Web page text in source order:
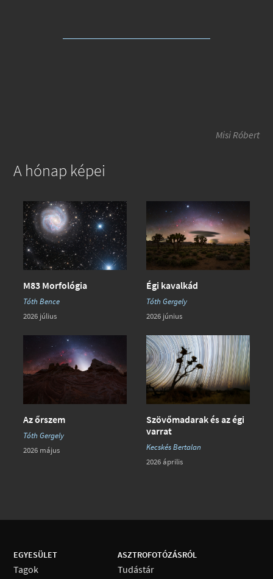
Misi Róbert
A hónap képei
M83 Morfológia
Tóth Bence
2026 július
Égi kavalkád
Tóth Gergely
2026 június
Az őrszem
Tóth Gergely
2026 május
Szövőmadarak és az égi
varrat
Kecskés Bertalan
2026 április
EGYESÜLET
Tagok
ASZTROFOTÓZÁSRÓL
Tudástár